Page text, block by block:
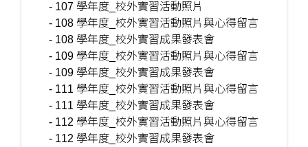
- 107 學年度_校外實習活動照片
- 108 學年度_校外實習活動照片與心得留言
- 108 學年度_校外實習成果發表會
- 109 學年度_校外實習活動照片與心得留言
- 109 學年度_校外實習成果發表會
- 111 學年度_校外實習活動照片與心得留言
- 111 學年度_校外實習成果發表會
- 112 學年度_校外實習活動照片與心得留言
- 112 學年度_校外實習成果發表會